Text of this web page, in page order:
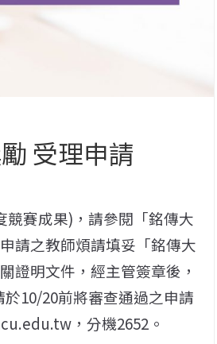
受理申請
競賽成果)，請參閱「銘傳大
請之教師煩請填妥「銘傳大
證明文件，經主管簽章後，
10/20前將審查通過之申請
，分機2652。